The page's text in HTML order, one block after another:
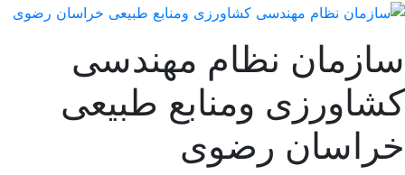
سازمان نظام مهندسی
کشاورزی ومنابع طبیعی
خراسان رضوی